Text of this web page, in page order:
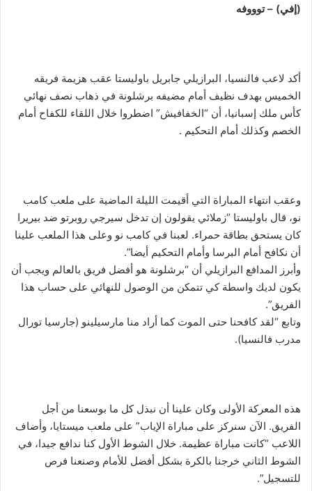
(إفي) – توووفه
أكد لاعب فالنسيا، البرازيلي جابريل باوليستا عقب هزيمة فريقه
الخميس بهدف نظيف أمام مضيفه برشلونة في ذهاب نصف نهائي
كأس ملك إسبانيا، أن “الخفافيش” اضطروا خلال اللقاء للكفاح أمام
الخصم وكذلك أمام التحكيم .
وعقب انتهاء المباراة التي أقيمت الليلة الماضية على ملعب كامب
نو، قال باوليستا “زملائي يقولون إن تدخل سيرجي روبرتو ضد بيريرا
كان يستحق بطاقة حمراء. لعبنا في كامب نو وعلى هذا الملعب علينا
أن نكافح أمام البرسا وأمام التحكيم أيضا”.
وأبرز المدافع البرازيلي أن “برشلونة هو أفضل فريق بالعالم ويجب أن
يكون لديك واسطة كي تتمكن من الوصول للنهائي على حساب هذا
الفريق”.
وتابع “لقد كافحنا حتى الموت كما أراد منا مارسيلينو (جارسيا تورال
مدرب فالنسيا).
هذه المعركة الأولى وكان علينا أن نبذل كل ما بوسعنا من أجل
الفريق. الآن سنركز على مباراة الإياب” على ملعب ميستايا، وأضاف
اللاعب “كانت مباراة عظيمة. خلال الشوط الأول كنا ندافع جيدا، في
الشوط الثاني خرجنا بالكرة بشكل أفضل للأمام وصنعنا فرص
للتسجيل”.